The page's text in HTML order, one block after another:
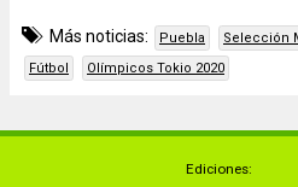
Más noticias: Puebla
Selección
Fútbol
Olímpicos Tokio 2020
Ediciones: